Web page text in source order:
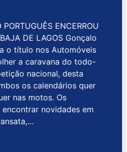
ENCERROU
DE LAGOS Gonçalo
o título nos Automóveis
a caravana do todo-
nacional, desta
os calendários quer
nas motos. Os
novidades em